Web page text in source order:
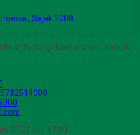
, Sejak 2008 .
hubungi kami melalui kontak
07.00 s/d 17.00